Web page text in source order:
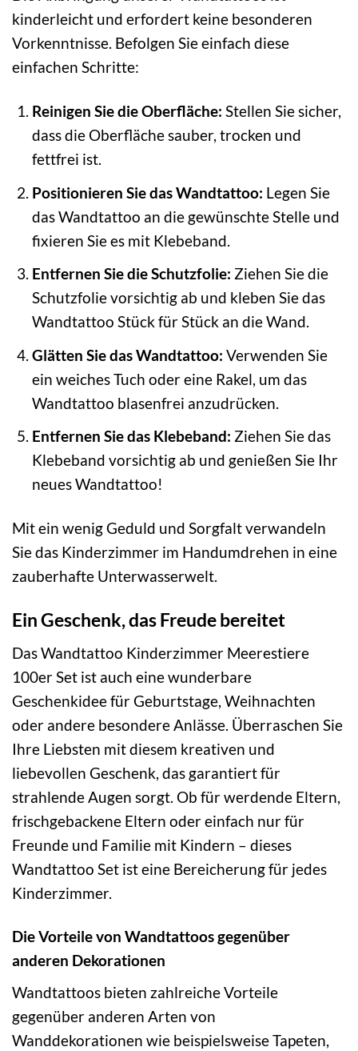
kinderleicht und erfordert keine besonderen
Vorkenntnisse. Befolgen Sie einfach diese
einfachen Schritte:
Reinigen Sie die Oberfläche: Stellen Sie sicher,
dass die Oberfläche sauber, trocken und
fettfrei ist.
Positionieren Sie das Wandtattoo: Legen Sie
das Wandtattoo an die gewünschte Stelle und
fixieren Sie es mit Klebeband.
Entfernen Sie die Schutzfolie: Ziehen Sie die
Schutzfolie vorsichtig ab und kleben Sie das
Wandtattoo Stück für Stück an die Wand.
Glätten Sie das Wandtattoo: Verwenden Sie
ein weiches Tuch oder eine Rakel, um das
Wandtattoo blasenfrei anzudrücken.
Entfernen Sie das Klebeband: Ziehen Sie das
Klebeband vorsichtig ab und genießen Sie Ihr
neues Wandtattoo!
Mit ein wenig Geduld und Sorgfalt verwandeln
Sie das Kinderzimmer im Handumdrehen in eine
zauberhafte Unterwasserwelt.
Ein Geschenk, das Freude bereitet
Das Wandtattoo Kinderzimmer Meerestiere
100er Set ist auch eine wunderbare
Geschenkidee für Geburtstage, Weihnachten
oder andere besondere Anlässe. Überraschen Sie
Ihre Liebsten mit diesem kreativen und
liebevollen Geschenk, das garantiert für
strahlende Augen sorgt. Ob für werdende Eltern,
frischgebackene Eltern oder einfach nur für
Freunde und Familie mit Kindern – dieses
Wandtattoo Set ist eine Bereicherung für jedes
Kinderzimmer.
Die Vorteile von Wandtattoos gegenüber
anderen Dekorationen
Wandtattoos bieten zahlreiche Vorteile
gegenüber anderen Arten von
Wanddekorationen wie beispielsweise Tapeten,